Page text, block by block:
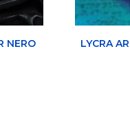
NERO LYCRA